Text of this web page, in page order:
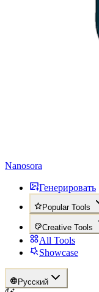
Nanosora
Генерировать
Popular Tools
Creative Tools
All Tools
Showcase
Русский